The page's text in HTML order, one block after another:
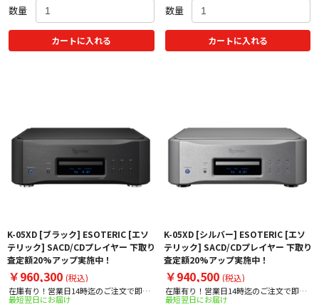
数量
カートに入れる
数量
カートに入れる
K-05XD [ブラック] ESOTERIC [エソ
テリック] SACD/CDプレイヤー 下取り
査定額20%アップ実施中！
￥960,300 (税込)
在庫有り！営業日14時迄のご注文で即日
出荷！
最短翌日にお届け
K-05XD [シルバー] ESOTERIC [エソ
テリック] SACD/CDプレイヤー 下取り
査定額20%アップ実施中！
￥940,500 (税込)
在庫有り！営業日14時迄のご注文で即日
出荷！
最短翌日にお届け